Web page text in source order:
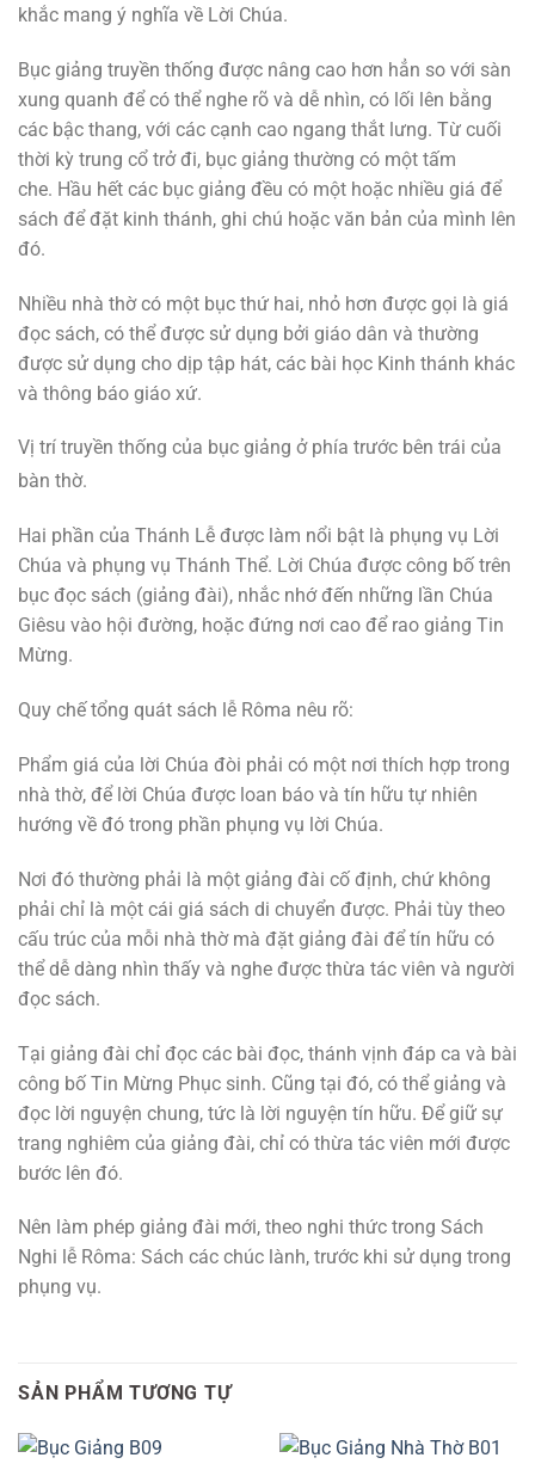
khắc mang ý nghĩa về Lời Chúa.
Bục giảng truyền thống được nâng cao hơn hẳn so với sàn
xung quanh để có thể nghe rõ và dễ nhìn, có lối lên bằng
các bậc thang, với các cạnh cao ngang thắt lưng. Từ cuối
thời kỳ trung cổ trở đi, bục giảng thường có một tấm
che. Hầu hết các bục giảng đều có một hoặc nhiều giá để
sách để đặt kinh thánh, ghi chú hoặc văn bản của mình lên
đó.
Nhiều nhà thờ có một bục thứ hai, nhỏ hơn được gọi là giá
đọc sách, có thể được sử dụng bởi giáo dân và thường
được sử dụng cho dịp tập hát, các bài học Kinh thánh khác
và thông báo giáo xứ.
Vị trí truyền thống của bục giảng ở phía trước bên trái của
bàn thờ.
Hai phần của Thánh Lễ được làm nổi bật là phụng vụ Lời
Chúa và phụng vụ Thánh Thể. Lời Chúa được công bố trên
bục đọc sách (giảng đài), nhắc nhớ đến những lần Chúa
Giêsu vào hội đường, hoặc đứng nơi cao để rao giảng Tin
Mừng.
Quy chế tổng quát sách lễ Rôma nêu rõ:
Phẩm giá của lời Chúa đòi phải có một nơi thích hợp trong
nhà thờ, để lời Chúa được loan báo và tín hữu tự nhiên
hướng về đó trong phần phụng vụ lời Chúa.
Nơi đó thường phải là một giảng đài cố định, chứ không
phải chỉ là một cái giá sách di chuyển được. Phải tùy theo
cấu trúc của mỗi nhà thờ mà đặt giảng đài để tín hữu có
thể dễ dàng nhìn thấy và nghe được thừa tác viên và người
đọc sách.
Tại giảng đài chỉ đọc các bài đọc, thánh vịnh đáp ca và bài
công bố Tin Mừng Phục sinh. Cũng tại đó, có thể giảng và
đọc lời nguyện chung, tức là lời nguyện tín hữu. Ðể giữ sự
trang nghiêm của giảng đài, chỉ có thừa tác viên mới được
bước lên đó.
Nên làm phép giảng đài mới, theo nghi thức trong Sách
Nghi lễ Rôma: Sách các chúc lành, trước khi sử dụng trong
phụng vụ.
SẢN PHẨM TƯƠNG TỰ